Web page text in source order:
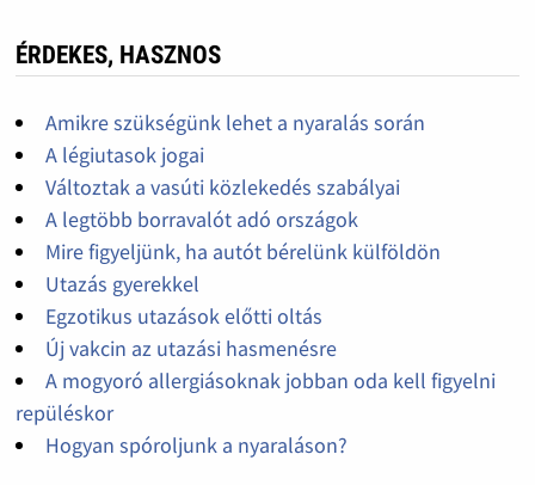
ÉRDEKES, HASZNOS
Amikre szükségünk lehet a nyaralás során
A légiutasok jogai
Változtak a vasúti közlekedés szabályai
A legtöbb borravalót adó országok
Mire figyeljünk, ha autót bérelünk külföldön
Utazás gyerekkel
Egzotikus utazások előtti oltás
Új vakcin az utazási hasmenésre
A mogyoró allergiásoknak jobban oda kell figyelni
repüléskor
Hogyan spóroljunk a nyaraláson?